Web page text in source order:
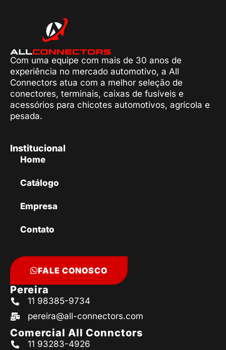
Com uma equipe com mais de 30 anos de
experiência no mercado automotivo, a All
Connectors atua com a melhor seleção de
conectores, terminais, caixas de fusíveis e
acessórios para chicotes automotivos, agrícola e
pesada.
Institucional
Home
Catálogo
Empresa
Contato
FALE CONOSCO
Pereira
11 98385-9734
pereira@all-connectors.com
Comercial All Connctors
11 93283-4926